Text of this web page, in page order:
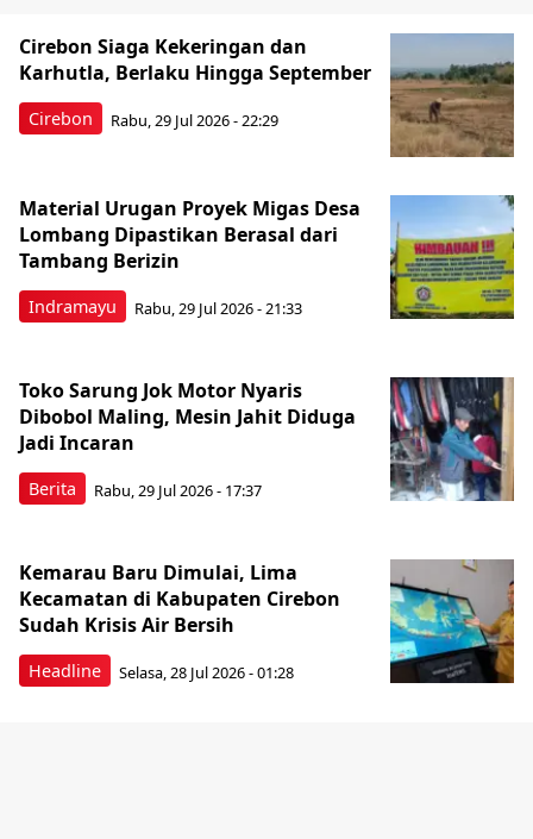
Cirebon
Cirebon Siaga Kekeringan dan
Karhutla, Berlaku Hingga September
Rabu, 29 Jul 2026 - 22:29
Indramayu
Material Urugan Proyek Migas Desa
Lombang Dipastikan Berasal dari
Tambang Berizin
Rabu, 29 Jul 2026 - 21:33
Berita
Toko Sarung Jok Motor Nyaris
Dibobol Maling, Mesin Jahit Diduga
Jadi Incaran
Rabu, 29 Jul 2026 - 17:37
Headline
Kemarau Baru Dimulai, Lima
Kecamatan di Kabupaten Cirebon
Sudah Krisis Air Bersih
Selasa, 28 Jul 2026 - 01:28